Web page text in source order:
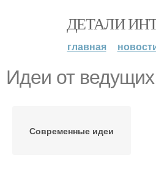
ДЕТАЛИ
главная
Идеи от
Современные идеи